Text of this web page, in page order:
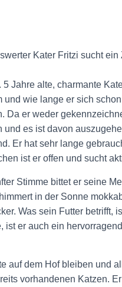
Kater Fritzi sucht
5 Jahre alte, charmante
und wie lange er sich
Da er weder
und es ist davon
Er hat sehr lange
ist er offen und sucht
Stimme bittet er seine
in der Sonne
Was sein Futter betrifft,
ist er auch ein
auf dem Hof bleiben und
vorhandenen Katzen.